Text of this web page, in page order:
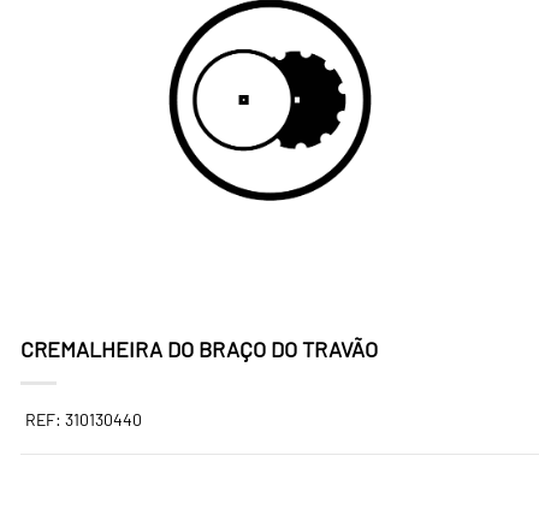
CREMALHEIRA DO BRAÇO DO TRAVÃO
REF: 310130440